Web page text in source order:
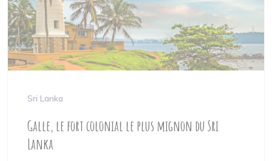
Sri Lanka
Galle, le fort colonial le plus mignon du Sri
Lanka